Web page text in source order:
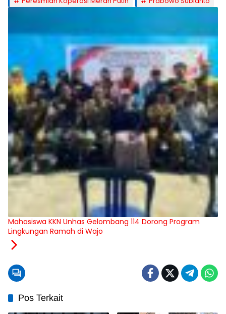
Mahasiswa KKN Unhas Gelombang 114 Dorong Program
Lingkungan Ramah di Wajo
Pos Terkait